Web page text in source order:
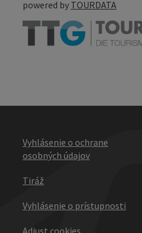
powered by TOURDATA
Vyhlásenie o ochrane
osobných údajov
Tiráž
Vyhlásenie o prístupnosti
Adjust cookies